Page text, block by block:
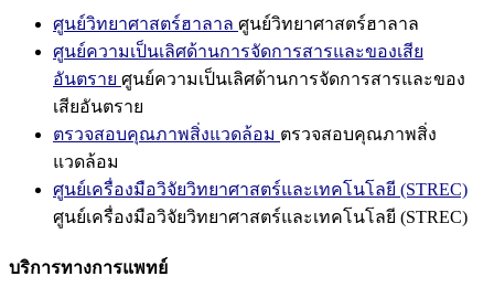
ศูนย์วิทยาศาสตร์ฮาลาล ศูนย์วิทยาศาสตร์ฮาลาล
ศูนย์ความเป็นเลิศด้านการจัดการสารและของเสีย
อันตราย ศูนย์ความเป็นเลิศด้านการจัดการสารและของ
เสียอันตราย
ตรวจสอบคุณภาพสิ่งแวดล้อม ตรวจสอบคุณภาพสิ่ง
แวดล้อม
ศูนย์เครื่องมือวิจัยวิทยาศาสตร์และเทคโนโลยี (STREC)
ศูนย์เครื่องมือวิจัยวิทยาศาสตร์และเทคโนโลยี (STREC)
บริการทางการแพทย์